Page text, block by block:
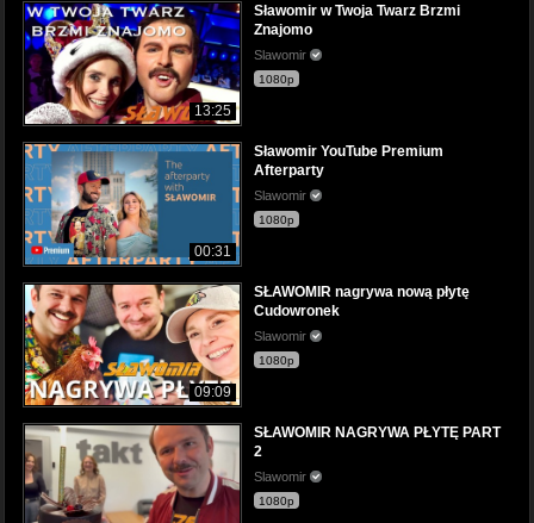
13:25
Sławomir w Twoja Twarz Brzmi
Znajomo
Slawomir
1080p
00:31
Sławomir YouTube Premium
Afterparty
Slawomir
1080p
09:09
SŁAWOMIR nagrywa nową płytę
Cudowronek
Slawomir
1080p
SŁAWOMIR NAGRYWA PŁYTĘ PART
2
Slawomir
1080p